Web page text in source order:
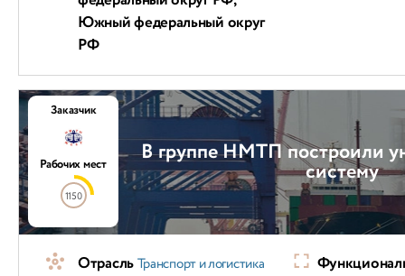
Южный федеральный округ
РФ
В группе НМТП построили
систему
Заказчик
Рабочих мест
1150
ОтрасльТранспорт и логистика